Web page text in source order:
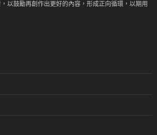
以鼓勵再創作出更好的內容，形成正向循環，以期用